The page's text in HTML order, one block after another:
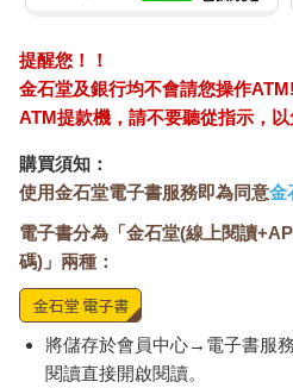
提醒您！！
金石堂及銀行均不會請您操作
ATM提款機，請不要聽從指示，以
購買須知：
使用金石堂電子書服務即為同意金
電子書分為「金石堂(線上閱讀
碼)」兩種：
將儲存於會員中心→電子書服
閱讀直接開啟閱讀。